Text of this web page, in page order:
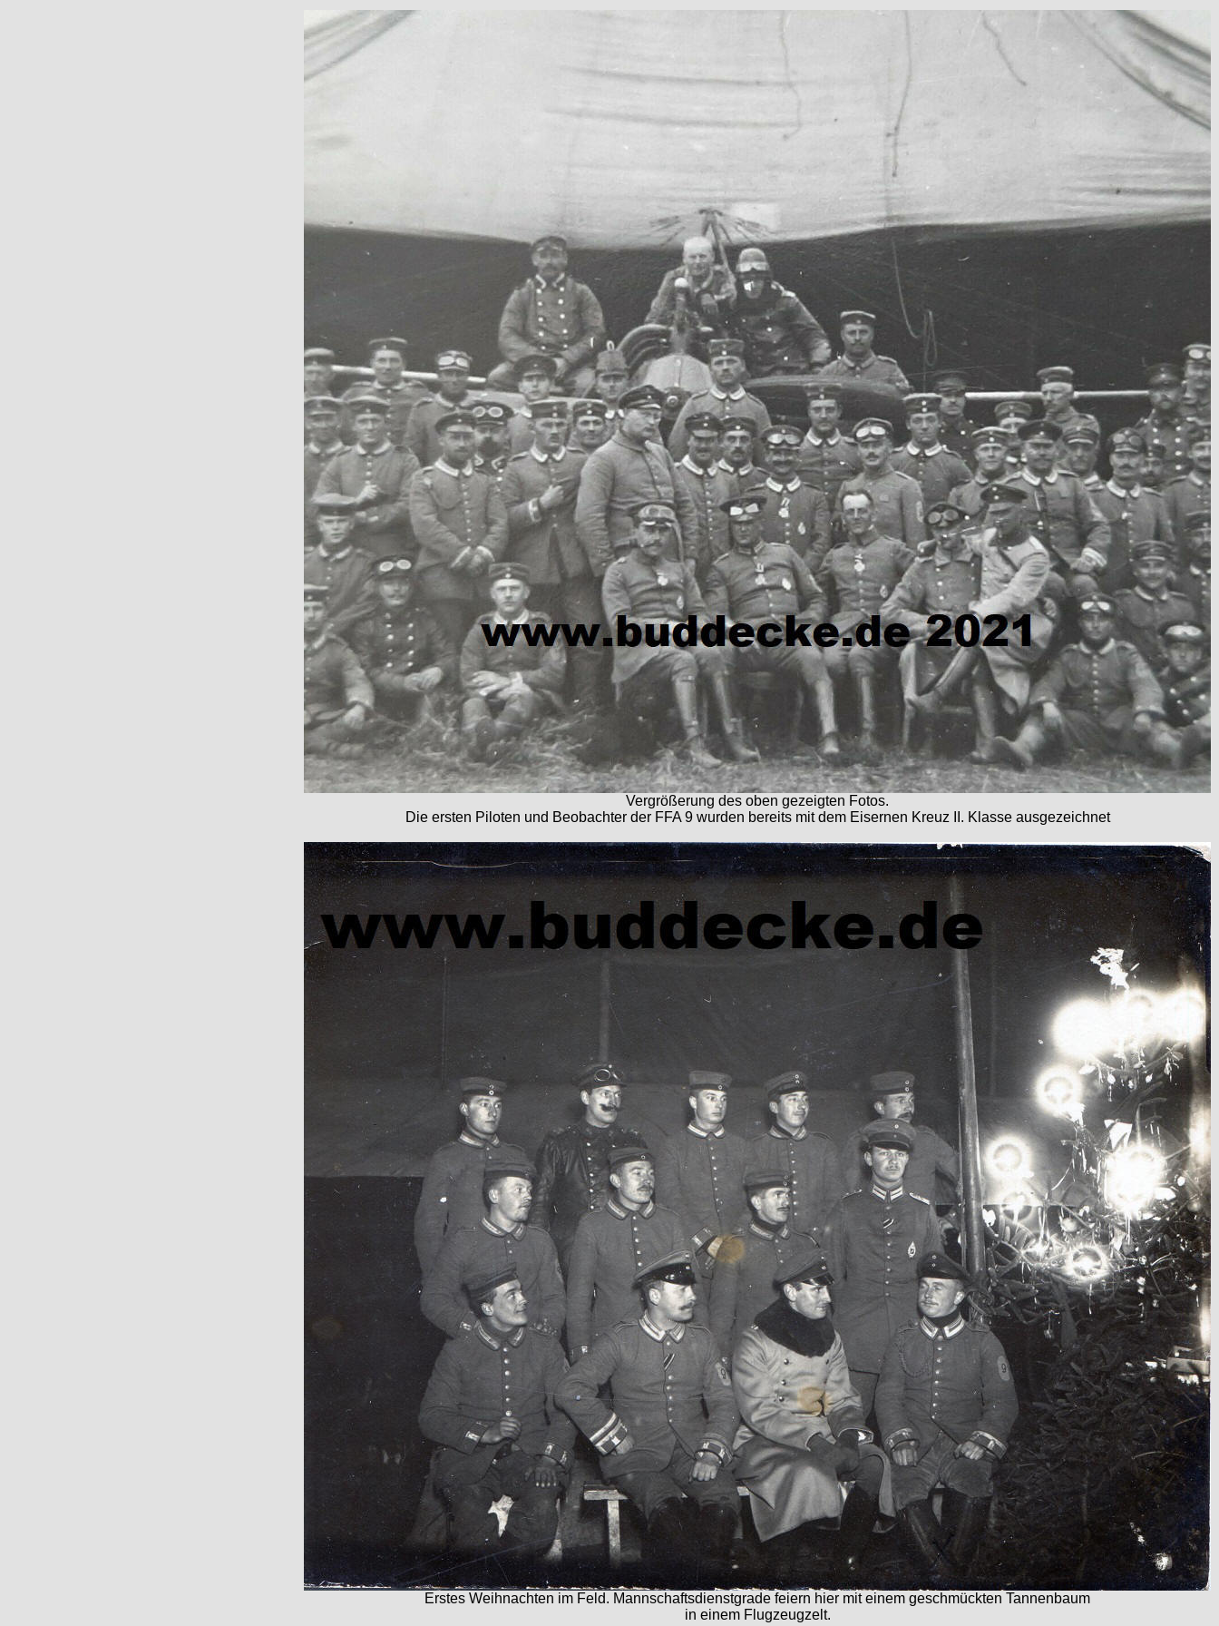
Vergrößerung des oben gezeigten Fotos.
Die ersten Piloten und Beobachter der FFA 9 wurden bereits mit dem Eisernen Kreuz II. Klasse ausgezeichnet
Erstes Weihnachten im Feld. Mannschaftsdienstgrade feiern hier mit einem geschmückten Tannenbaum
in einem Flugzeugzelt.